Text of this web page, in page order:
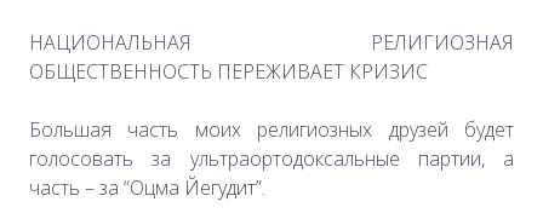
НАЦИОНАЛЬНАЯ РЕЛИГИОЗНАЯ
ОБЩЕСТВЕННОСТЬ ПЕРЕЖИВАЕТ КРИЗИС
Большая часть моих религиозных друзей будет
голосовать за ультраортодоксальные партии, а
часть – за “Оцма Йегудит”.